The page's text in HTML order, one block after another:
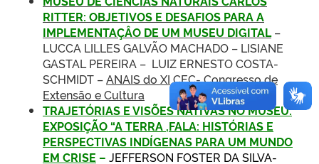
RITTER: OBJETIVOS E DESAFIOS PARA A
IMPLEMENTAÇÂO DE UM MUSEU DIGITAL–
LUCCA LILLES GALVÃO MACHADO – LISIANE
GASTAL PEREIRA – LUIZ ERNESTO COSTA-
SCHMIDT –ANAIS do XI CEC- Congresso de
Extensão e Cultura
TRAJETÓRIAS E VISÕES NATIVAS NO MUSEU:
EXPOSIÇÃO “A TERRA ,FALA: HISTÓRIAS E
PERSPECTIVAS INDÍGENAS PARA UM MUNDO
EM CRISE – JEFFERSON FOSTER DA SILVA-